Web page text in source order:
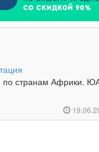
по странам Африки.